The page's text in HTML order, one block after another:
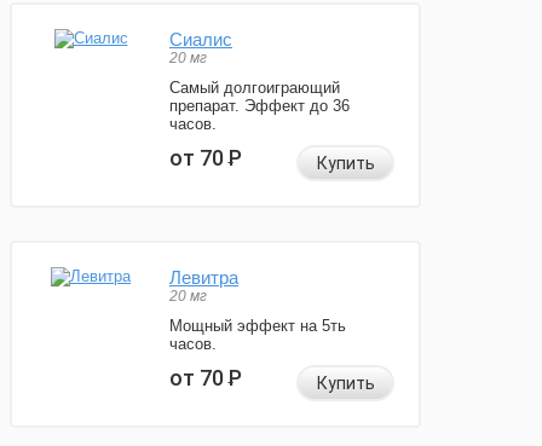
Сиалис
20 мг
Самый долгоиграющий
препарат. Эффект до 36
часов.
от 70Р Купить
Левитра
20 мг
Мощный эффект на 5ть
часов.
от 70Р Купить